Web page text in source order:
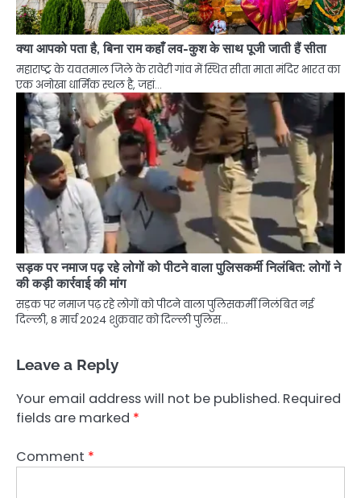
क्या आपको पता है, बिना राम कहाँ लव-कुश के साथ पूजी जाती हैं सीता
महाराष्ट्र के यवतमाल जिले के रावेरी गांव में स्थित सीता माता मंदिर भारत का
एक अनोखा धार्मिक स्थल है, जहां…
सड़क पर नमाज पढ़ रहे लोगों को पीटने वाला पुलिसकर्मी निलंबित: लोगों ने
की कड़ी कार्रवाई की मांग
सड़क पर नमाज पढ़ रहे लोगों को पीटने वाला पुलिसकर्मी निलंबित नई
दिल्ली, 8 मार्च 2024 शुक्रवार को दिल्ली पुलिस…
Leave a Reply
Your email address will not be published. Required
fields are marked *
Comment *